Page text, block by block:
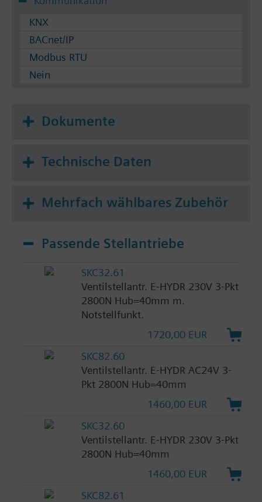
KNX
BACnet/IP
Modbus RTU
Nein
Dokumente
Technische Daten
Mehrfach wählbares Zubehör
Passende Stellantriebe
SKC32.61
Ventilstellantr. E-HYDR 230V 3-Pkt
2800N Hub=40mm m.
Notstellfunkt.
1720,00 EUR
SKC82.60
Ventilstellantr. E-HYDR AC24V 3-
Pkt 2800N Hub=40mm
1460,00 EUR
SKC32.60
Ventilstellantr. E-HYDR 230V 3-Pkt
2800N Hub=40mm
1460,00 EUR
SKC82.61